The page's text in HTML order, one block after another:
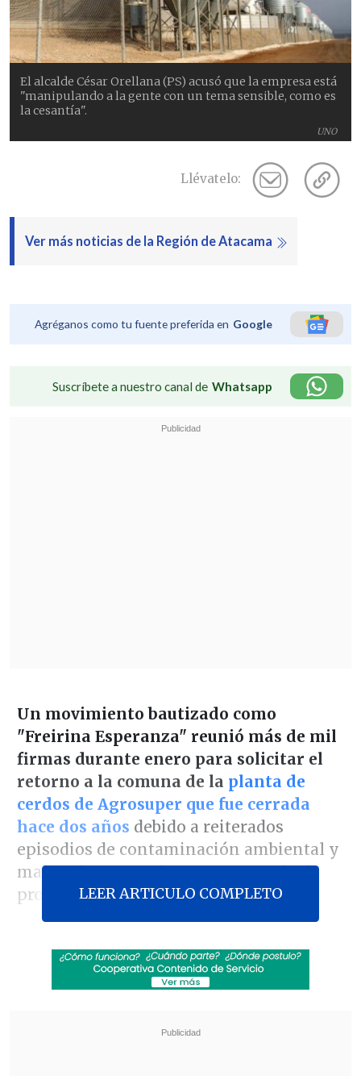
UNO
El alcalde César Orellana (PS) acusó que la empresa está
"manipulando a la gente con un tema sensible, como es
la cesantía".
Llévatelo:
Ver más noticias de la Región de Atacama
Agréganos como tu fuente preferida en Google
Suscríbete a nuestro canal de Whatsapp
Un movimiento bautizado como
"Freirina Esperanza" reunió más de mil
firmas durante enero para solicitar el
retorno a la comuna de la planta de
cerdos de Agrosuper que fue cerrada
hace dos años debido a reiterados
episodios de contaminación ambiental y
malos olores que desataron una ola de
protestas de los vecinos.
pero tienen las puertas cerradas de las
autoridades. Está claro que se
qué es lo que proponen ahora. Es la única
LEER ARTICULO COMPLETO